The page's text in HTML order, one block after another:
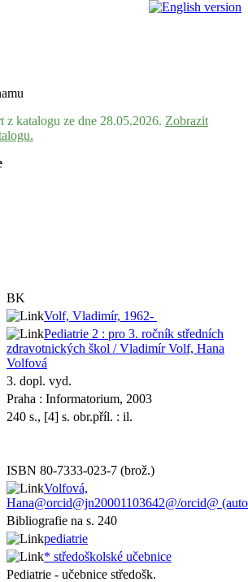
z katalogu ze dne 28.05.2026. Zobrazit
BK
Volf, Vladimír, 1962-
Pediatrie 2 : pro 3. ročník středních
zdravotnických škol / Vladimír Volf, Hana
Volfová
3. dopl. vyd.
Praha : Informatorium, 2003
240 s., [4] s. obr.příl. : il.
ISBN 80-7333-023-7 (brož.)
Volfová,
Hana@orcid@jn20001103642@/orcid@
Bibliografie na s. 240
pediatrie
* středoškolské učebnice
Pediatrie - učebnice středošk.